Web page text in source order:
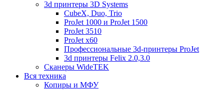
3d принтеры 3D Systems
CubeX, Duo, Trio
ProJet 1000 и ProJet 1500
ProJet 3510
ProJet x60
Профессиональные 3d-принтеры ProJet
3d принтеры Felix 2.0,3.0
Сканеры WideTEK
Вся техника
Копиры и МФУ